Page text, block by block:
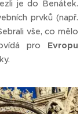
je do Benátek.
prvků (např.
vše, co mělo
pro Evropu